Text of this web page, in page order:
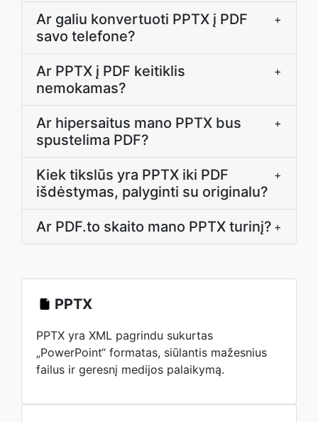
Ar galiu konvertuoti PPTX į PDF
savo telefone?
+
Ar PPTX į PDF keitiklis
nemokamas?
+
Ar hipersaitus mano PPTX bus
spustelima PDF?
+
Kiek tikslūs yra PPTX iki PDF
išdėstymas, palyginti su originalu?
+
Ar PDF.to skaito mano PPTX turinį? +
PPTX
PPTX yra XML pagrindu sukurtas
„PowerPoint“ formatas, siūlantis mažesnius
failus ir geresnį medijos palaikymą.